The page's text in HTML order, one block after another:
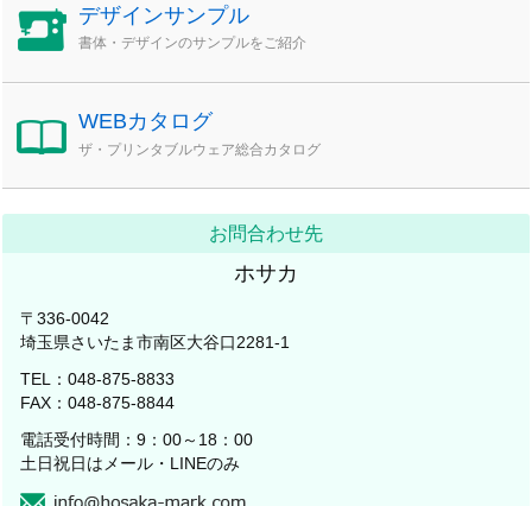
デザインサンプル
書体・デザインのサンプルをご紹介
WEBカタログ
ザ・プリンタブルウェア総合カタログ
お問合わせ先
ホサカ
〒336-0042
埼玉県さいたま市南区大谷口2281-1
TEL：048-875-8833
FAX：048-875-8844
電話受付時間：9：00～18：00
土日祝日はメール・LINEのみ